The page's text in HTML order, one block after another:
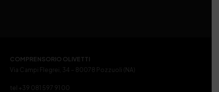
COMPRENSORIO OLIVETTI
Via Campi Flegrei, 34 – 80078 Pozzuoli (NA)
tel +39 081 597 91 00